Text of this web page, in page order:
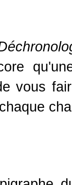
vous